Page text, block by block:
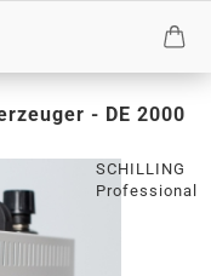
- DE 2000
SCHILLING
Professional